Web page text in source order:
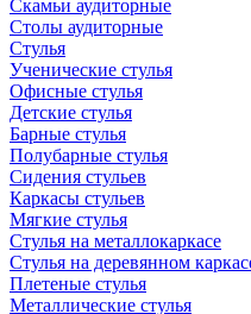
Скамьи аудиторные
Столы аудиторные
Стулья
Ученические стулья
Офисные стулья
Детские стулья
Барные стулья
Полубарные стулья
Сидения стульев
Каркасы стульев
Мягкие стулья
Стулья на металлокаркасе
Стулья на деревянном
Плетеные стулья
Металлические стулья